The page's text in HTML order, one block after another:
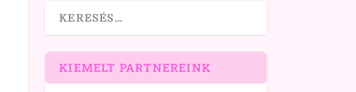
KIEMELT PARTNEREINK